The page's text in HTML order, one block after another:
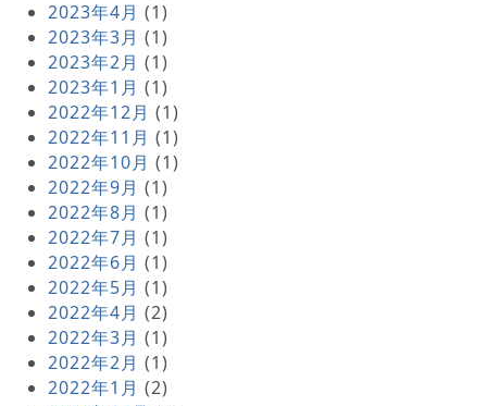
2023年4月 (1)
2023年3月 (1)
2023年2月 (1)
2023年1月 (1)
2022年12月 (1)
2022年11月 (1)
2022年10月 (1)
2022年9月 (1)
2022年8月 (1)
2022年7月 (1)
2022年6月 (1)
2022年5月 (1)
2022年4月 (2)
2022年3月 (1)
2022年2月 (1)
2022年1月 (2)